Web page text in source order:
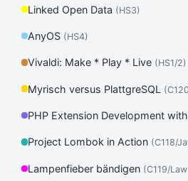
Linked Open Data (HS3)
AnyOS (HS4)
Vivaldi: Make * Play * Live (HS1/2)
Myrisch versus PlattgreSQL
PHP Extension Development
Project Lombok in Action (C118/
Lampenfieber bändigen (C119/